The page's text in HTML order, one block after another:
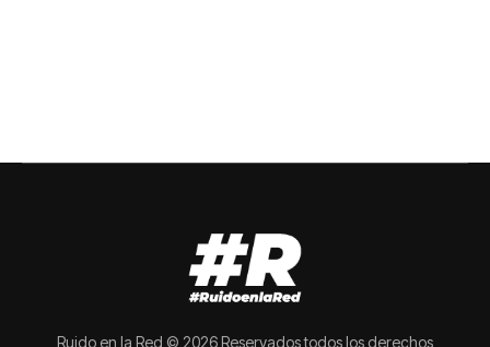
Ruido en la Red © 2026 Reservados todos los derechos